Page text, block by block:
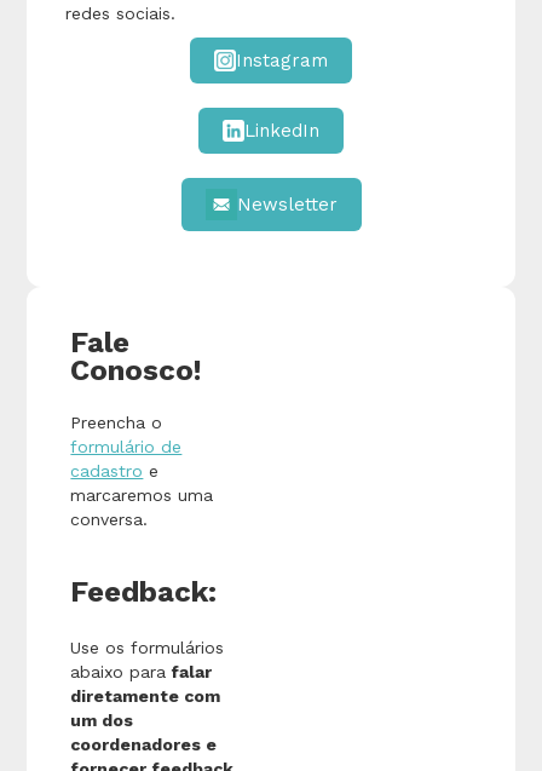
redes sociais.
Instagram
LinkedIn
Newsletter
Fale
Conosco!
Preencha o
formulário de
cadastro e
marcaremos uma
conversa.
Feedback:
Use os formulários
abaixo para falar
diretamente com
um dos
coordenadores e